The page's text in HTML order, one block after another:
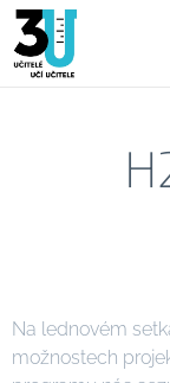
Na lednovém
možnostech